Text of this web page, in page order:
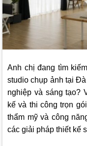
Anh chị đang tìm
studio chụp ảnh tại
nghiệp và sáng tạo?
kế và thi công trọn
thẩm mỹ và công
các giải pháp thiết kế